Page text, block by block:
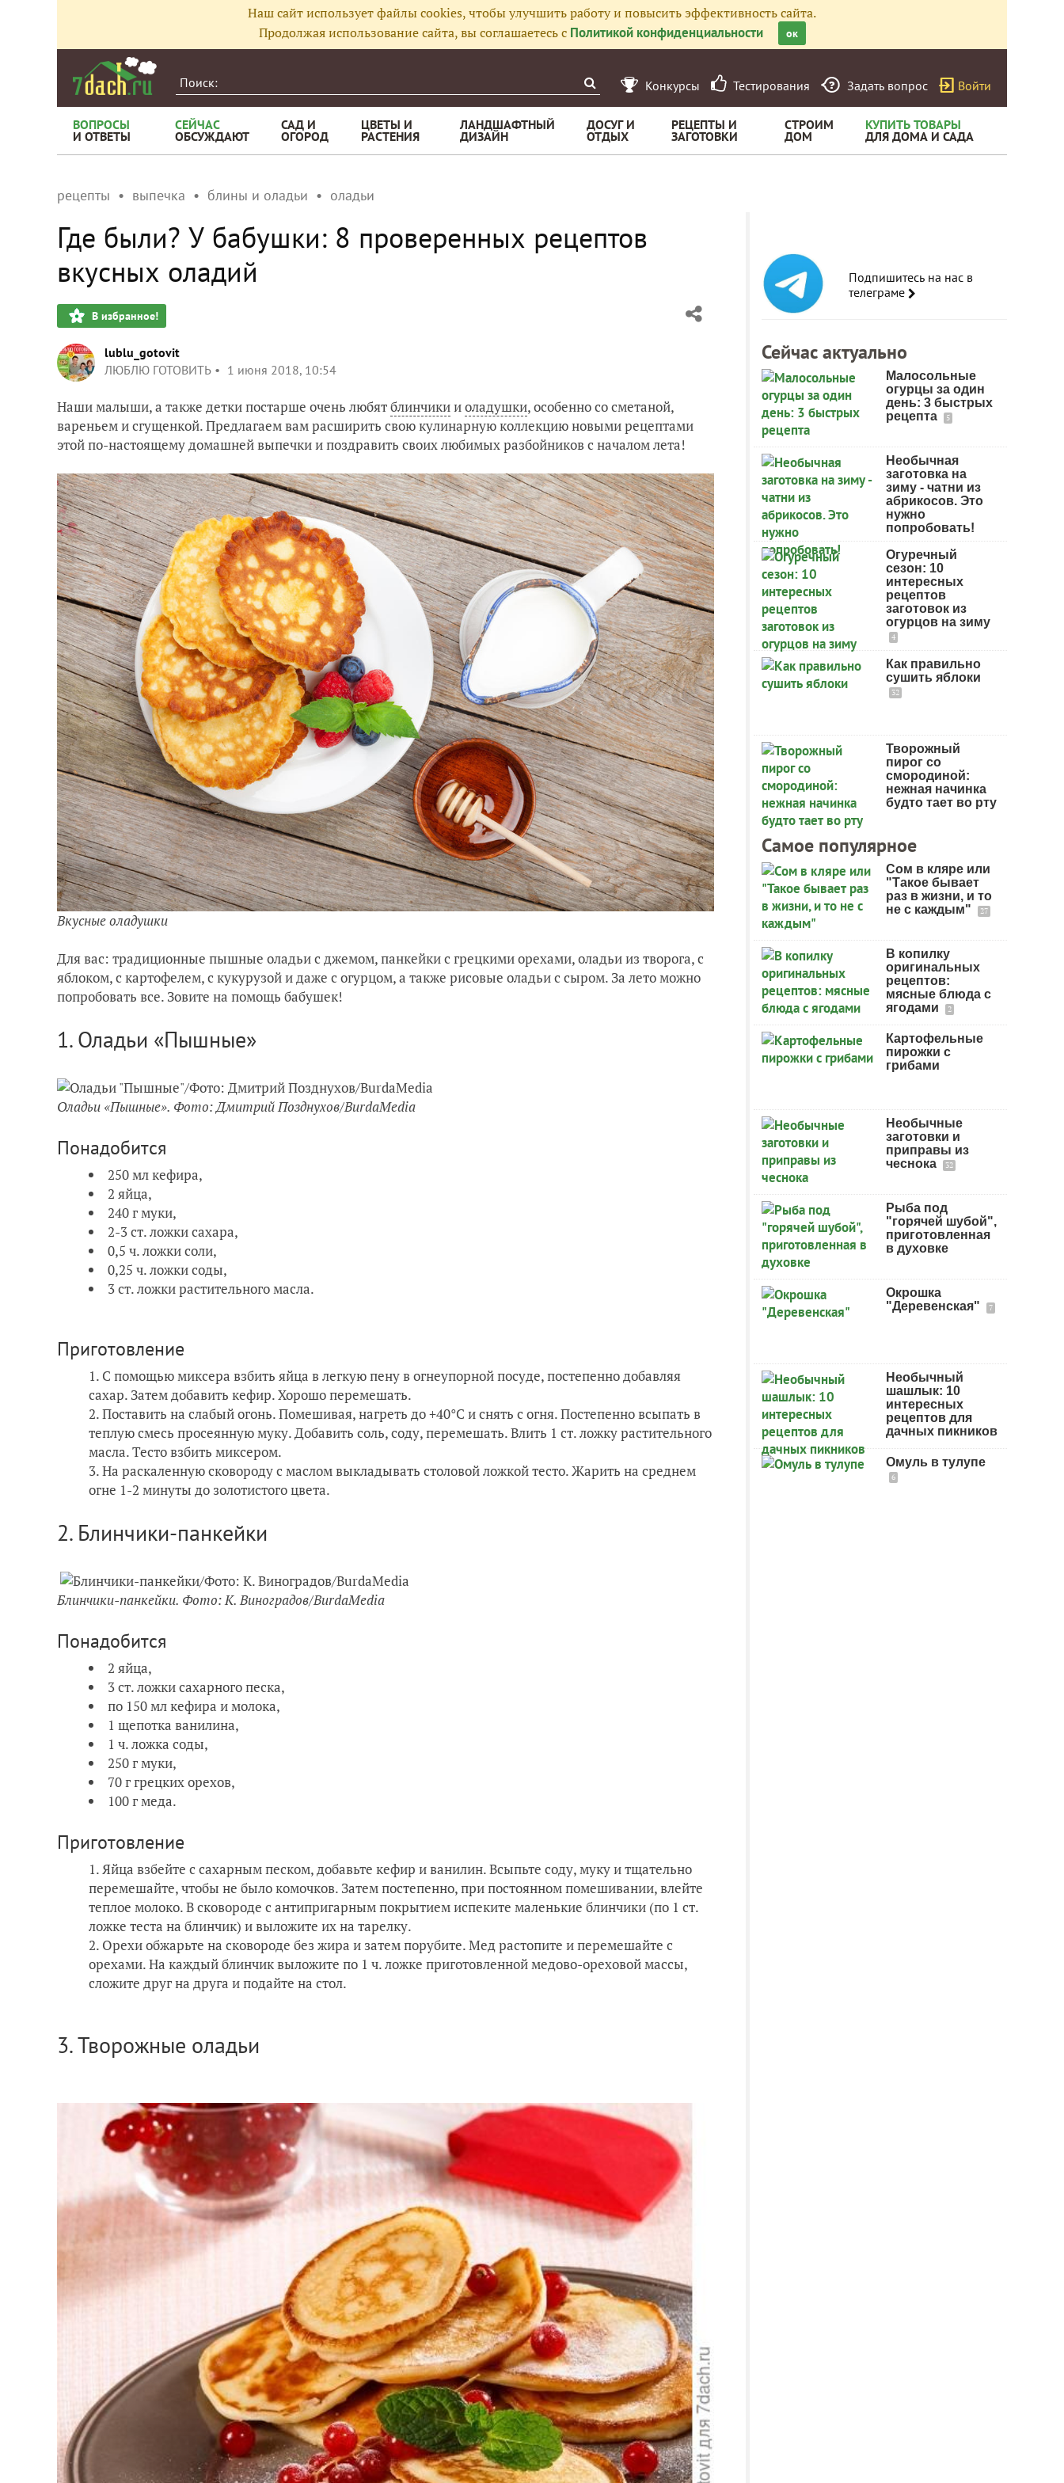
Наш сайт использует файлы cookies, чтобы улучшить работу и повысить эффективность сайта.
Продолжая использование сайта, вы соглашаетесь с Политикой конфиденциальности ок
Конкурсы Тестирования Задать вопрос Войти
ВОПРОСЫ
И ОТВЕТЫ
СЕЙЧАС
ОБСУЖДАЮТ
САД И
ОГОРОД
ЦВЕТЫ И
РАСТЕНИЯ
ЛАНДШАФТНЫЙ
ДИЗАЙН
ДОСУГ И
ОТДЫХ
РЕЦЕПТЫ И
ЗАГОТОВКИ
СТРОИМ
ДОМ
КУПИТЬ ТОВАРЫ
ДЛЯ ДОМА И САДА
рецепты выпечка блины и оладьи оладьи
Где были? У бабушки: 8 проверенных рецептов
вкусных оладий
В избранное!
lublu_gotovit
ЛЮБЛЮ ГОТОВИТЬ
1 июня 2018, 10:54
Наши малыши, а также детки постарше очень любятблинчикииоладушки, особенно со сметаной,
вареньем и сгущенкой. Предлагаем вам расширить свою кулинарную коллекцию новыми рецептами
этой по-настоящему домашней выпечки и поздравить своих любимых разбойников с началом лета!
Вкусные оладушки
Для вас: традиционные пышные оладьи с джемом, панкейки с грецкими орехами, оладьи из творога, с
яблоком, с картофелем, с кукурузой и даже с огурцом, а также рисовые оладьи с сыром. За лето можно
попробовать все. Зовите на помощь бабушек!
1. Оладьи «Пышные»
Оладьи «Пышные». Фото: Дмитрий Позднухов/BurdaMedia
Понадобится
250 мл кефира,
2 яйца,
240 г муки,
2-3 ст. ложки сахара,
0,5 ч. ложки соли,
0,25 ч. ложки соды,
3 ст. ложки растительного масла.
Приготовление
С помощью миксера взбить яйца в легкую пену в огнеупорной посуде, постепенно добавляя
сахар. Затем добавить кефир. Хорошо перемешать.
Поставить на слабый огонь. Помешивая, нагреть до +40°С и снять с огня. Постепенно всыпать в
теплую смесь просеянную муку. Добавить соль, соду, перемешать. Влить 1 ст. ложку растительного
масла. Тесто взбить миксером.
На раскаленную сковороду с маслом выкладывать столовой ложкой тесто. Жарить на среднем
огне 1-2 минуты до золотистого цвета.
2. Блинчики-панкейки
Блинчики-панкейки. Фото: К. Виноградов/BurdaMedia
Понадобится
2 яйца,
3 ст. ложки сахарного песка,
по 150 мл кефира и молока,
1 щепотка ванилина,
1 ч. ложка соды,
250 г муки,
70 г грецких орехов,
100 г меда.
Приготовление
Яйца взбейте с сахарным песком, добавьте кефир и ванилин. Всыпьте соду, муку и тщательно
перемешайте, чтобы не было комочков. Затем постепенно, при постоянном помешивании, влейте
теплое молоко. В сковороде с антипригарным покрытием испеките маленькие блинчики (по 1 ст.
ложке теста на блинчик) и выложите их на тарелку.
Орехи обжарьте на сковороде без жира и затем порубите. Мед растопите и перемешайте с
орехами. На каждый блинчик выложите по 1 ч. ложке приготовленной медово-ореховой массы,
сложите друг на друга и подайте на стол.
3. Творожные оладьи
Подпишитесь на нас в
телеграме
Сейчас актуально
Малосольные
огурцы за один
день: 3 быстрых
рецепта
5
Необычная
заготовка на
зиму - чатни из
абрикосов. Это
нужно
попробовать!
Огуречный
сезон: 10
интересных
рецептов
заготовок из
огурцов на зиму
4
Как правильно
сушить яблоки
32
Творожный
пирог со
смородиной:
нежная начинка
будто тает во рту
Самое популярное
Сом в кляре или
"Такое бывает
раз в жизни, и то
не с каждым"
27
В копилку
оригинальных
рецептов:
мясные блюда с
ягодами
2
Картофельные
пирожки с
грибами
Необычные
заготовки и
приправы из
чеснока
32
Рыба под
"горячей шубой",
приготовленная
в духовке
Окрошка
"Деревенская"
7
Необычный
шашлык: 10
интересных
рецептов для
дачных пикников
Омуль в тулупе
6